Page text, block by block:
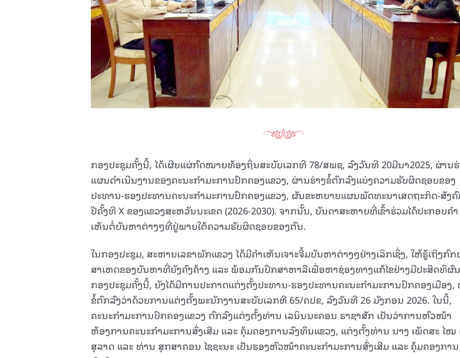
ກອງປະຊຸມຄັ້ງນີ້, ໄດ້ເຜີຍແຜ່ກົດໝາຍທ້ອງຖິ່ນສະບັບເລກທີ 78/ສພຊ, ລົງວັນທີ 20ມີນາ2025, ຜ່ານ
ແຜນດຳເນີນງານຂອງຄະນະກຳມະການປົກຄອງແຂວງ, ຜ່ານຮ່າງຂໍ້ຕົກລົງແບ່ງຄວາມຮັບຜິດຊອບຂອງ
ປະທານ-ຮອງປະທານຄະນະກຳມະການປົກຄອງແຂວງ, ຜັນຂະຫຍາຍແຜນພັດທະນາເສດຖະກິດ-ສັງຄົ
ປີຄັ້ງທີ X ຂອງແຂວງສະຫວັນນະເຂດ (2026-2030). ຈາກນັ້ນ, ບັນດາສະຫາຍທີ່ເຂົ້າຮ່ວມໄດ້ປະກອບຄຳ
ເຫັນຕໍ່ບັນຫາຕ່າງໆທີ່ຢູ່ພາຍໃຕ້ຄວາມຮັບຜິດຊອບຂອງຕົນ.
ໃນກອງປະຊຸມ, ສະຫາຍເລຂາພັກແຂວງ ໄດ້ມີຄໍາເຫັນເຈາະຈີ້ມບັນຫາຕ່າງໆຢ່າງເລິກເຊິ່ງ, ໃຫ້ຮູ້ເຖິງກົກ
ສາເຫດຂອງບັນຫາທີ່ຍັງຄົງຄ້າງ ແລະ ພ້ອມກັນປຶກສາຫາລືເພື່ອຫາຊ່ອງທາງແກ້ໄຂຢ່າງມີປະສິດທິຜົ
ກອງປະຊຸມຄັ້ງນີ້, ຍັງໄດ້ມີການປະກາດແຕ່ງຕັ້ງປະທານ-ຮອງປະທານຄະນະກຳມະການປົກຄອງເມືອງ,
ຂໍ້ຕົກລົງວ່າດ້ວຍການແຕ່ງຕັ້ງພະນັກງານສະບັບເລກທີ 65/ຄປຂ, ລົງວັນທີ 26 ມັງກອນ 2026. ໃນນີ້,
ຄະນະກຳມະການປົກຄອງແຂວງ ຕົກລົງແຕ່ງຕັ້ງທ່ານ ເລນິນນະຄອນ ຣາຊາສັກ ເປັນວ່າການຫົວໜ້າ
ຫ້ອງການຄະນະກຳມະການສົ່ງເສີມ ແລະ ຄຸ້ມຄອງການລົງທຶນແຂວງ, ແຕ່ງຕັ້ງທ່ານ ນາງ ເພັດສະ ໄໝ
ສຸລາດ ແລະ ທ່ານ ສຸກສາຄອນ ໄຊຊະນະ ເປັນຮອງຫົວໜ້າຄະນະກຳມະການສົ່ງເສີມ ແລະ ຄຸ້ມຄອງການ